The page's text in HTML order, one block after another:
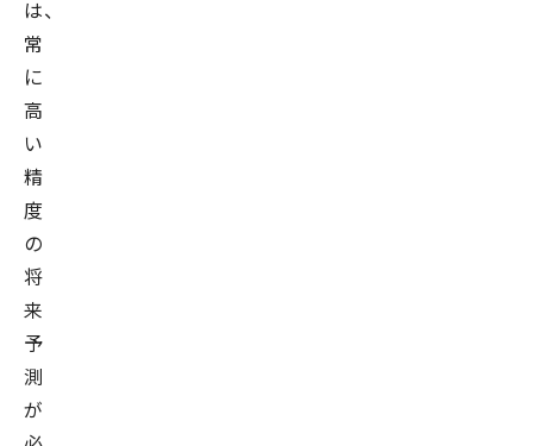
は、
常
に
高
い
精
度
の
将
来
予
測
が